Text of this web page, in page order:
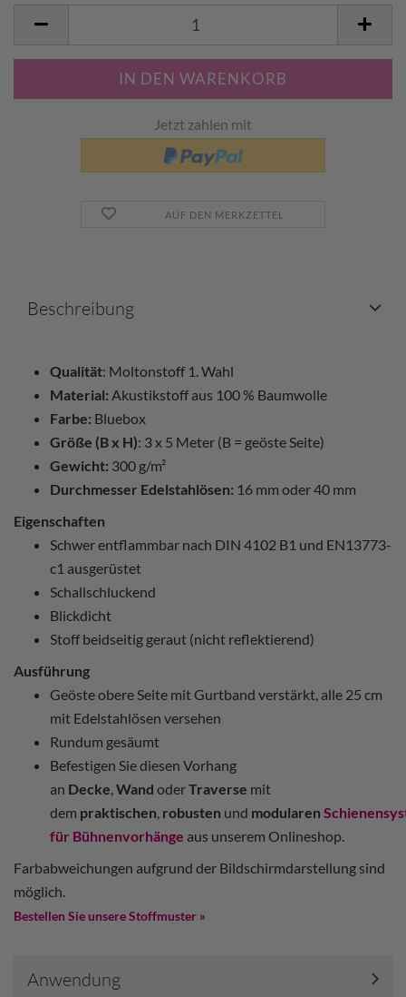
Jetzt zahlen mit
AUF DEN MERKZETTEL
Beschreibung
Qualität: Moltonstoff 1. Wahl
Material: Akustikstoff aus 100 % Baumwolle
Farbe: Bluebox
Größe (B x H): 3 x 5 Meter (B = geöste Seite)
Gewicht: 300 g/m²
Durchmesser Edelstahlösen: 16 mm oder 40 mm
Eigenschaften
Schwer entflammbar nach DIN 4102 B1 und EN13773-
c1 ausgerüstet
Schallschluckend
Blickdicht
Stoff beidseitig geraut (nicht reflektierend)
Ausführung
Geöste obere Seite mit Gurtband verstärkt, alle 25 cm
mit Edelstahlösen versehen
Rundum gesäumt
Befestigen Sie diesen Vorhang
an Decke,Wand oderTraverse mit
dem praktischen, robusten und modularen
für Bühnenvorhänge aus unserem Onlineshop.
Farbabweichungen aufgrund der Bildschirmdarstellung sind
möglich.
Bestellen Sie unsere Stoffmuster »
Anwendung